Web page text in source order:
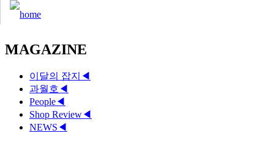
MAGAZINE
이달의 잡지 ◀
과월호 ◀
People◀
Shop Review◀
NEWS ◀